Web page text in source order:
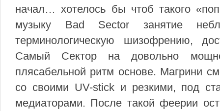
начал… хотелось бы чтоб такого
музыку Bad Sector занятие
терминологическую шизофрению,
Самый Сектор на довольно
плясабельной ритм основе. Магрини
со своими UV-stick и резкими, под
медиаторами. После такой феерии